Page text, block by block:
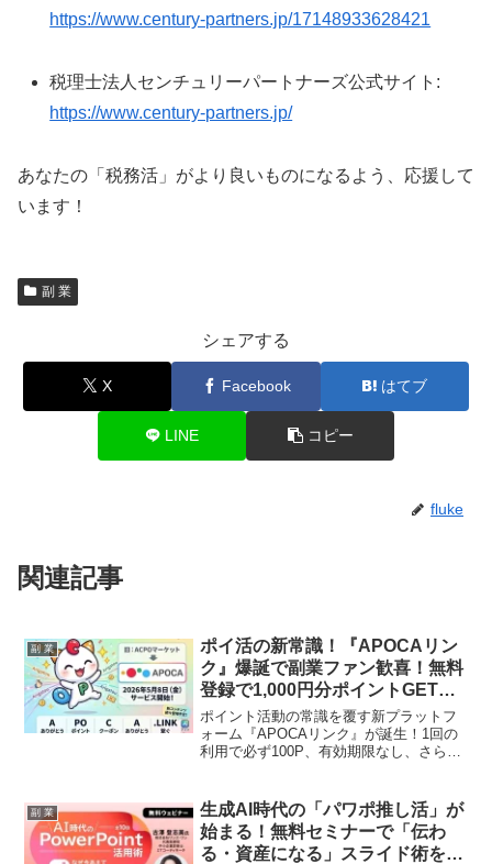
https://www.century-partners.jp/17148933628421
税理士法人センチュリーパートナーズ公式サイト:
https://www.century-partners.jp/
あなたの「税務活」がより良いものになるよう、応援して
います！
副 業
シェアする
X Facebook はてブ
LINE コピー
fluke
関連記事
副 業
ポイ活の新常識！『APOCAリン
ク』爆誕で副業ファン歓喜！無料
登録で1,000円分ポイントGETの
チャンス！
ポイント活動の常識を覆す新プラットフ
ォーム『APOCAリンク』が誕生！1回の
利用で必ず100P、有効期限なし、さらに
ます。今なら無料登録で1,000円分のポイ
ントをプレゼント！
副 業
生成AI時代の「パワポ推し活」が
始まる！無料セミナーで「伝わ
る・資産になる」スライド術をマ